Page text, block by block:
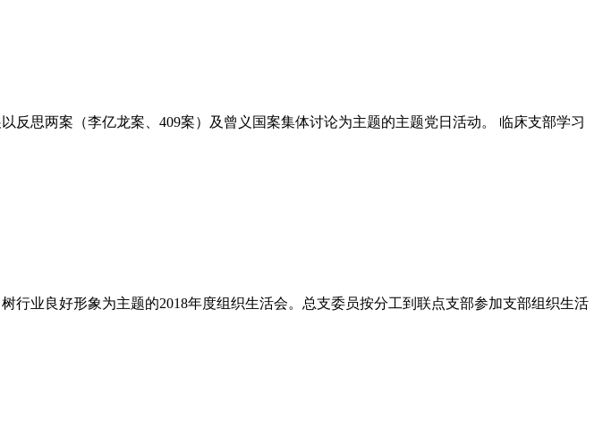
思两案（李亿龙案、409案）及曾义国案集体讨论为主题的主题党日活动。 临床支部学习
业良好形象为主题的2018年度组织生活会。总支委员按分工到联点支部参加支部组织生活